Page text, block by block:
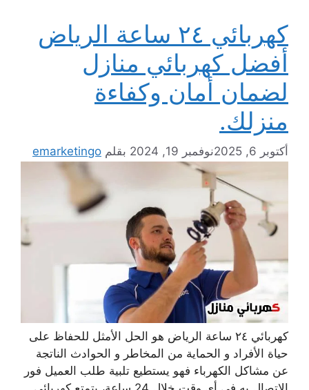
كهربائي ٢٤ ساعة الرياض
أفضل كهربائي منازل
لضمان أمان وكفاءة
منزلك.
أكتوبر 6, 2025 نوفمبر 19, 2024 بقلم emarketingo
كهربائي ٢٤ ساعة الرياض هو الحل الأمثل للحفاظ على
حياة الأفراد و الحماية من المخاطر و الحوادث الناتجة
عن مشاكل الكهرباء فهو يستطيع تلبية طلب العميل فور